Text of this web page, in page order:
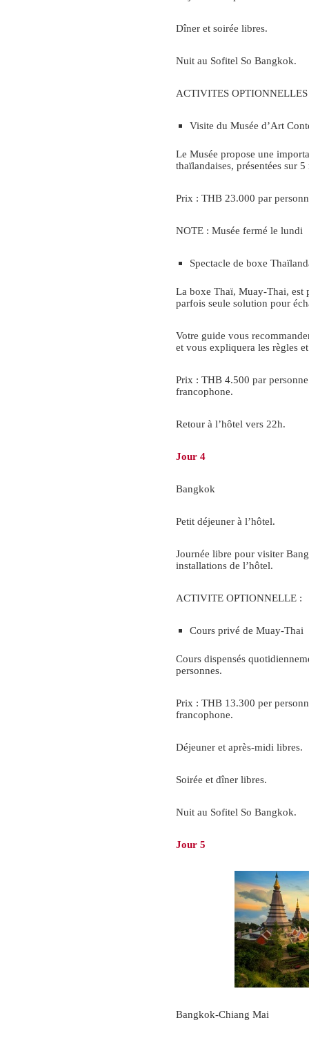
Dîner et soirée libres.
Nuit au Sofitel So Bangkok.
ACTIVITES
Visite du Musée d’Art
Le Musée propose une
thaïlandaises, présentées sur
Prix : THB 23.000 par
NOTE : Musée fermé le lundi
Spectacle de boxe
La boxe Thaï, Muay-Thai, est
parfois seule solution pour
Votre guide vous
et vous expliquera les règles
Prix : THB 4.500 par
francophone.
Retour à l’hôtel vers 22h.
Jour 4
Bangkok
Petit déjeuner à l’hôtel.
Journée libre pour visiter
installations de l’hôtel.
ACTIVITE OPTIONNELLE :
Cours privé de Muay-Thai
Cours dispensés
personnes.
Prix : THB 13.300 per
francophone.
Déjeuner et après-midi libres.
Soirée et dîner libres.
Nuit au Sofitel So Bangkok.
Jour 5
Bangkok-Chiang Mai